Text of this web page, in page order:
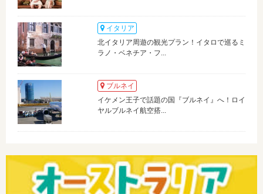
イタリア
北イタリア周遊の観光プラン！イタロで巡るミ
ラノ・ベネチア・フ...
ブルネイ
イケメン王子で話題の国『ブルネイ』へ！ロイ
ヤルブルネイ航空搭...